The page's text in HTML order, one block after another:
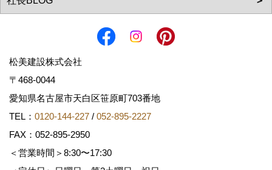
松美建設株式会社
〒468-0044
愛知県名古屋市天白区笹原町703番地
TEL： 0120-144-227 / 052-895-2227
FAX：052-895-2950
＜営業時間＞8:30〜17:30